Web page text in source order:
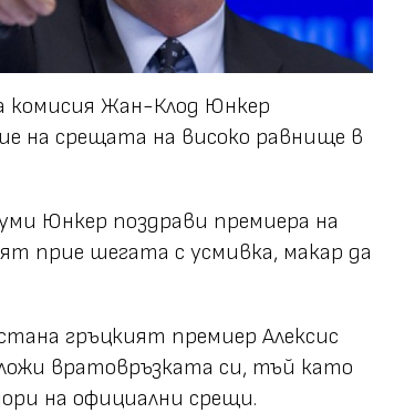
комисия Жан-Клод Юнкер
на срещата на високо равнище в
Юнкер поздрави премиера на
прие шегата с усмивка, макар да
гръцкият премиер Алексис
вратовръзката си, тъй като
на официални срещи.